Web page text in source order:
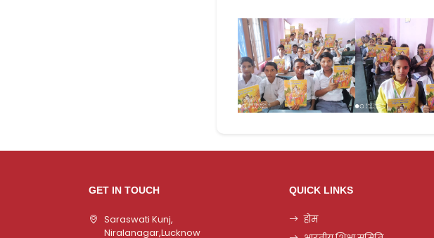
GET IN TOUCH
Saraswati Kunj,
Niralanagar,Lucknow
QUICK LINKS
होम